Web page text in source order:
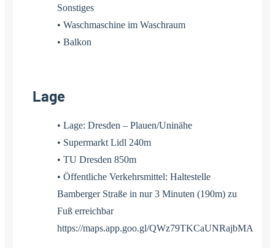
Sonstiges
• Waschmaschine im Waschraum
• Balkon
Lage
• Lage: Dresden – Plauen/Uninähe
• Supermarkt Lidl 240m
• TU Dresden 850m
• Öffentliche Verkehrsmittel: Haltestelle
Bamberger Straße in nur 3 Minuten (190m) zu
Fuß erreichbar
https://maps.app.goo.gl/QWz79TKCaUNRajbMA